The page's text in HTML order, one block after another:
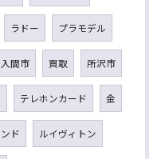
ラドー プラモデル
入間市 買取 所沢市
テレホンカード 金
ド ルイヴィトン